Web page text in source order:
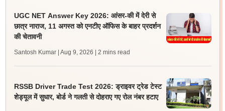
UGC NET Answer Key 2026: आंसर-की में देरी से
छात्र नाराज, 11 अगस्त को एनटीए ऑफिस के बाहर प्रदर्शन
की चेतावनी
Santosh Kumar | Aug 9, 2026 | 2 mins read
RSSB Driver Trade Test 2026: ड्राइवर ट्रेड टेस्ट
शेड्यूल में सुधार, बोर्ड ने गलती से दोहराए गए रोल नंबर हटाए